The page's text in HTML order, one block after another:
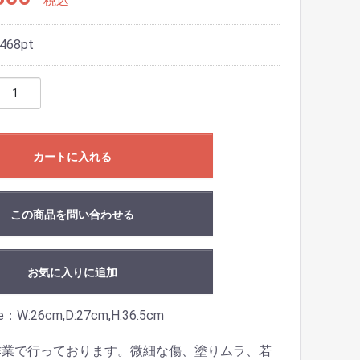
pt
カートに入れる
この商品を問い合わせる
お気に入りに追加
W:26cm,D:27cm,H:36.5cm
で行っております。微細な傷、塗りムラ、若